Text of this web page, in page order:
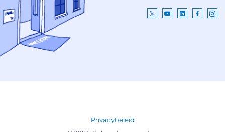
Privacybeleid